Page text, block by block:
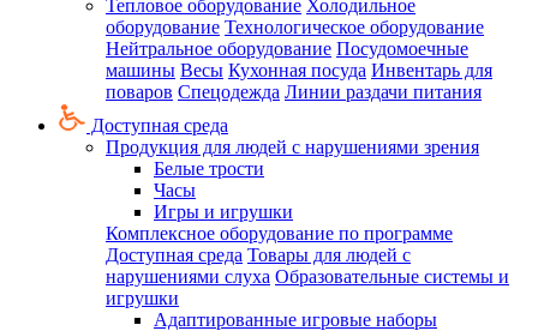
Тепловое оборудование Холодильное
оборудование Технологическое оборудование
Нейтральное оборудование Посудомоечные
машины Весы Кухонная посуда Инвентарь для
поваров Спецодежда Линии раздачи питания
Доступная среда
Продукция для людей с нарушениями зрения
Белые трости
Часы
Игры и игрушки
Комплексное оборудование по программе
Доступная среда Товары для людей с
нарушениями слуха Образовательные системы и
игрушки
Адаптированные игровые наборы